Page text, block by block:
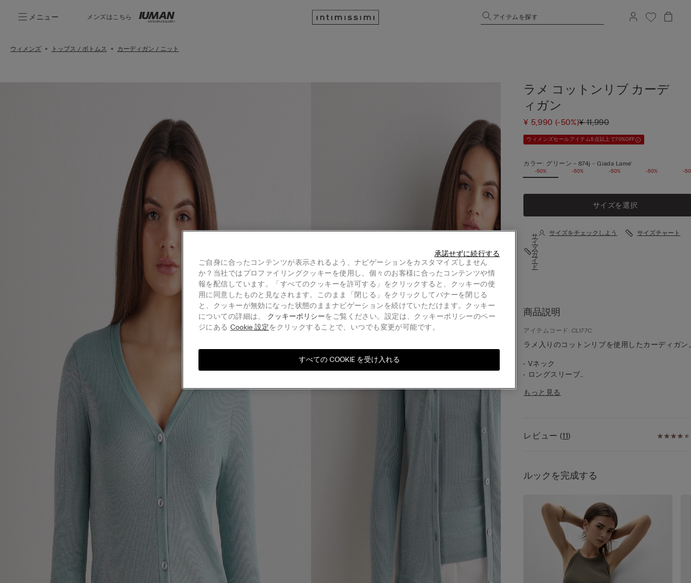
メニュー メンズはこちら アイテムを探す
ウィメンズ トップス / ボトムス カーディガン / ニット
ラメ コットンリブ カーデ
ィガン
¥ 5,990 (-50%)¥ 11,990
ウィメンズセールアイテム5点以上で70%OFF
カラー: グリーン - 874j - Giada Lame'
-50% -50% -50% -50% -
サイズを選択
サ
イ
ズ
ガ
イ
ド
サイズをチェックしよう サイズチャート
商品説明
アイテムコード: CL177C
ラメ入りのコットンリブを使用したカーディガン
• Vネック
• ロングスリーブ
• モデル身長：175cm、Sサイズを着用
もっと見る
レビュー(11)
ルックを完成する
ご自身に合ったコンテンツが表示されるよう、ナビゲーションをカスタマイズしません
か？当社ではプロファイリングクッキーを使用し、個々のお客様に合ったコンテンツや情
報を配信しています。「すべてのクッキーを許可する」をクリックすると、クッキーの使
用に同意したものと見なされます。このまま「閉じる」をクリックしてバナーを閉じる
と、クッキーが無効になった状態のままナビゲーションを続けていただけます。クッキー
についての詳細は、 クッキーポリシーをご覧ください。設定は、クッキーポリシーのペー
ジにあるCookie 設定をクリックすることで、いつでも変更が可能です。
すべての COOKIE を受け入れる
承諾せずに続行する